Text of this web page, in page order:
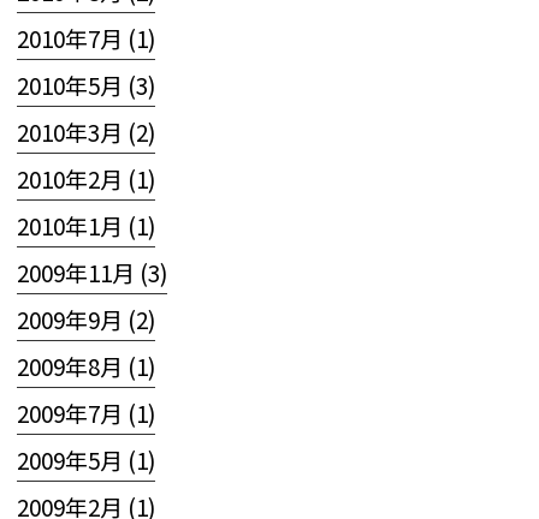
2010年7月 (1)
2010年5月 (3)
2010年3月 (2)
2010年2月 (1)
2010年1月 (1)
2009年11月 (3)
2009年9月 (2)
2009年8月 (1)
2009年7月 (1)
2009年5月 (1)
2009年2月 (1)